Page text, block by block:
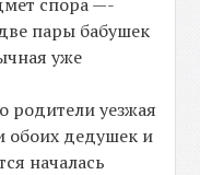
пары бабушек
уже
родители уезжая
обоих дедушек и
началась